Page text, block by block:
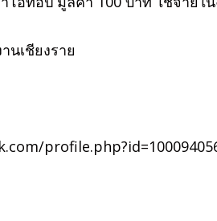
นเชียงราย